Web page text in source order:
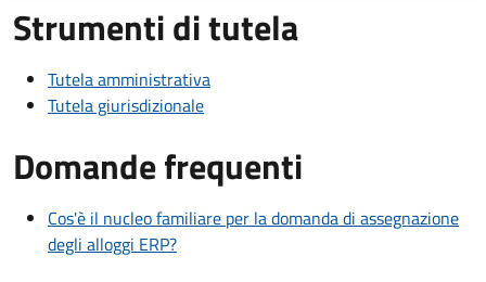
Strumenti di tutela
Tutela amministrativa
Tutela giurisdizionale
Domande frequenti
Cos'è il nucleo familiare per la domanda di assegnazione
degli alloggi ERP?